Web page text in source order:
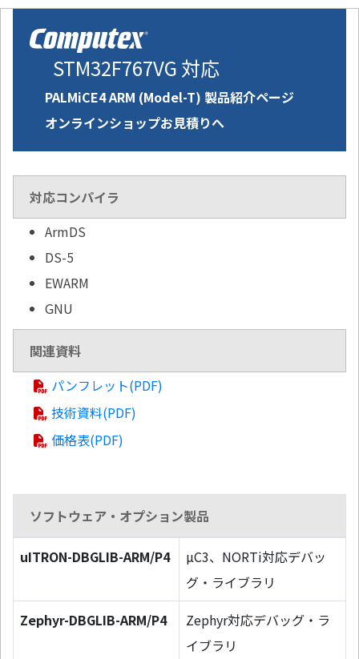
STM32F767VG 対応
PALMiCE4 ARM (Model-T) 製品紹介ページ
オンラインショップお見積りへ
対応コンパイラ
ArmDS
DS-5
EWARM
GNU
関連資料
パンフレット(PDF)
技術資料(PDF)
価格表(PDF)
ソフトウェア・オプション製品
uITRON-DBGLIB-ARM/P4
µC3、NORTi対応デバッ
グ・ライブラリ
Zephyr-DBGLIB-ARM/P4
Zephyr対応デバッグ・ラ
イブラリ